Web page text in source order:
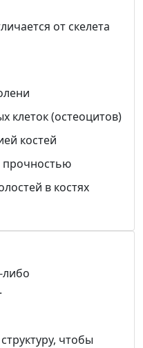
от скелета
клеток (остеоцитов)
костей
прочностью
в костях
чтобы